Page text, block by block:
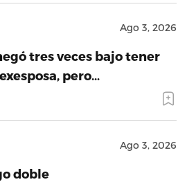
Ago 3, 2026
tres veces bajo tener
pero…
Ago 3, 2026
doble